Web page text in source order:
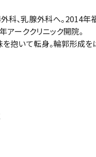
科、乳腺外科へ。2014年
ーククリニック開院。
抱いて転身。輪郭形成を